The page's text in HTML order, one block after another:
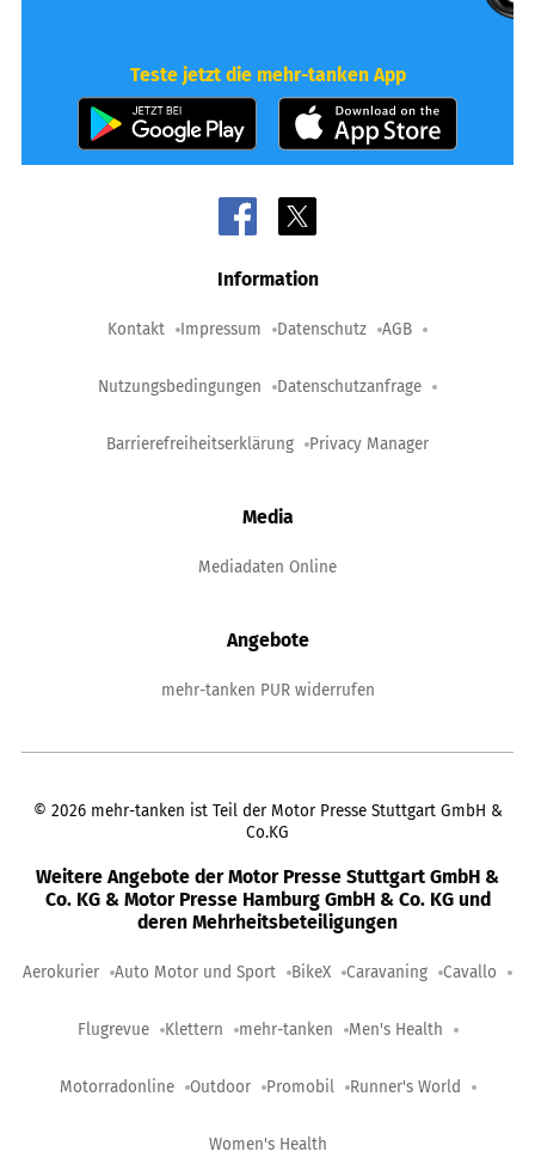
Teste jetzt die mehr-tanken App
Information
Kontakt Impressum Datenschutz AGB
Nutzungsbedingungen Datenschutzanfrage
Barrierefreiheitserklärung Privacy Manager
Media
Mediadaten Online
Angebote
mehr-tanken PUR widerrufen
© 2026 mehr-tanken ist Teil der Motor Presse Stuttgart GmbH &
Co.KG
Weitere Angebote der Motor Presse Stuttgart GmbH &
Co. KG & Motor Presse Hamburg GmbH & Co. KG und
deren Mehrheitsbeteiligungen
Aerokurier Auto Motor und Sport BikeX Caravaning Cavallo
Flugrevue Klettern mehr-tanken Men's Health
Motorradonline Outdoor Promobil Runner's World
Women's Health